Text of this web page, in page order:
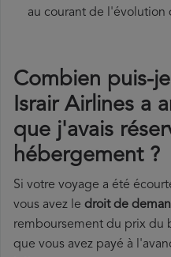
au courant de l'évolution
Combien puis-
Israir Airlines a
que j'avais
hébergement ?
Si votre voyage a été
vous avez le droit de
remboursement du prix du
que vous avez payé à